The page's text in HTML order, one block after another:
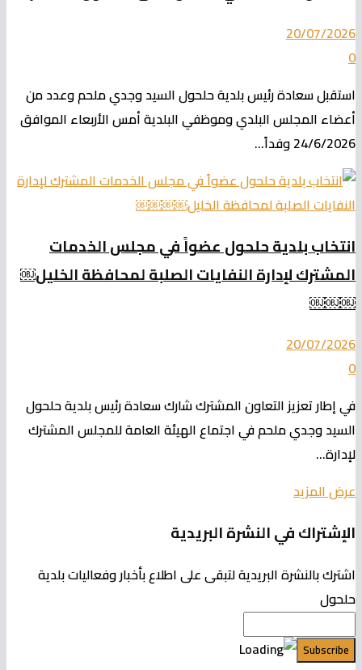
20/07/2026
0
استقبل سعادة رئيس بلدية حلحول السيد وجدي ملحم وعدد من
أعضاء المجلس البلدي وموظفي البلدية أمس الأربعاء الموافق
24/6/2026 وفداً...
انتخاب بلدية حلحول عضواً في مجلس الخدمات
المشترك لإدارة النفايات الصلبة لمحافظة الخليل￼
￼￼￼
20/07/2026
0
في إطار تعزيز التعاون المشترك شارك سعادة رئيس بلدية حلحول
السيد وجدي ملحم في اجتماع الهيئة العامة للمجلس المشترك
لإدارة...
عرض المزيد
الإشتراك في النشرة البريدية
اشترك بالنشرة البريدية لتبقى على اطلاع بأخبار وفعاليات بلدية
حلحول